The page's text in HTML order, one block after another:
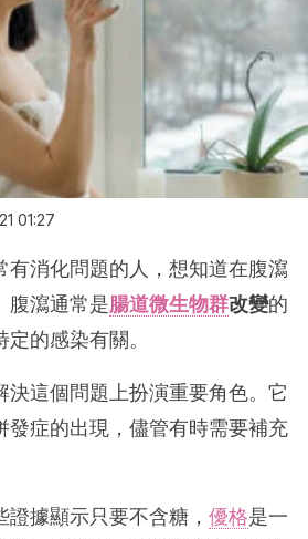
01:27
有消化問題的人，想知道在腹瀉
腹瀉通常是腸道微生物群改變的
的感染有關。
決這個問題上扮演重要角色。它
發症的出現，儘管有時需要補充
據顯示只要不含糖， 優格是一